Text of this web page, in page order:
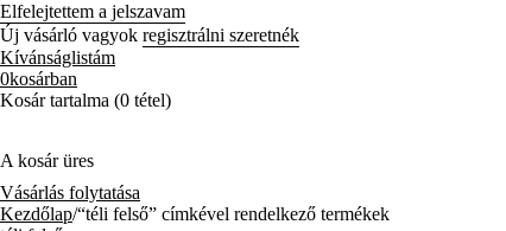
Elfelejtettem a jelszavam
Új vásárló vagyok regisztrálni szeretnék
Kívánságlistám
0kosárban
Kosár tartalma (0 tétel)
A kosár üres
Vásárlás folytatása
Kezdőlap/“téli felső” címkével rendelkező termékek